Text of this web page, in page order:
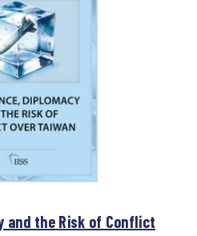
and the Risk of Conflict